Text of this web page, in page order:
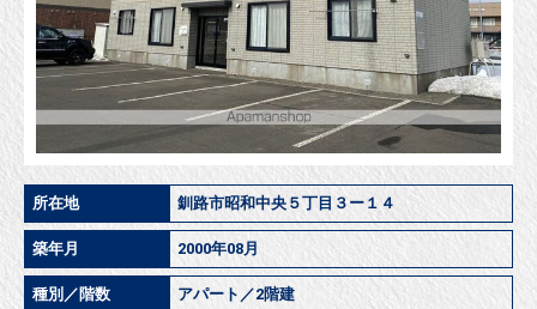
所在地 釧路市昭和中央５丁目３ー１４
築年月 2000年08月
種別／階数 アパート／2階建